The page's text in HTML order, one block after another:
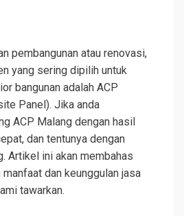
pembangunan atau renovasi,
yang sering dipilih untuk
bangunan adalah ACP
Panel). Jika anda
ACP Malang dengan hasil
dan tentunya dengan
Artikel ini akan membahas
dan keunggulan jasa
tawarkan.